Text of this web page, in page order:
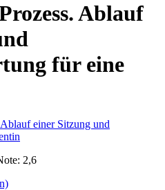
Ablauf
für eine
2,6